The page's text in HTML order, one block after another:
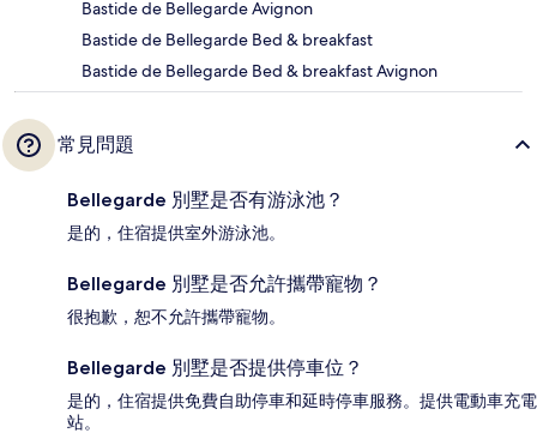
Bastide de Bellegarde Avignon
Bastide de Bellegarde Bed & breakfast
Bastide de Bellegarde Bed & breakfast Avignon
常見問題
Bellegarde 別墅是否有游泳池？
是的，住宿提供室外游泳池。
Bellegarde 別墅是否允許攜帶寵物？
很抱歉，恕不允許攜帶寵物。
Bellegarde 別墅是否提供停車位？
是的，住宿提供免費自助停車和延時停車服務。提供電動車充電
站。